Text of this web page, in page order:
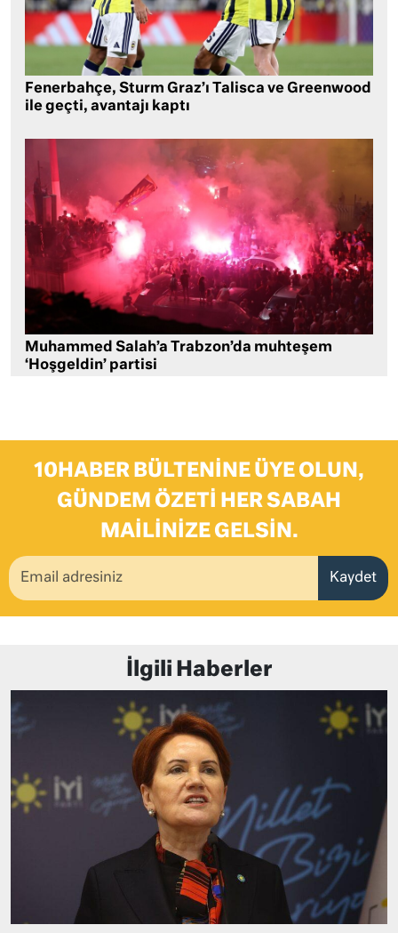
Fenerbahçe, Sturm Graz’ı Talisca ve Greenwood
ile geçti, avantajı kaptı
Muhammed Salah’a Trabzon’da muhteşem
‘Hoşgeldin’ partisi
10HABER BÜLTENINE ÜYE OLUN,
GÜNDEM ÖZETI HER SABAH
MAILINIZE GELSIN.
Kaydet
İlgili Haberler